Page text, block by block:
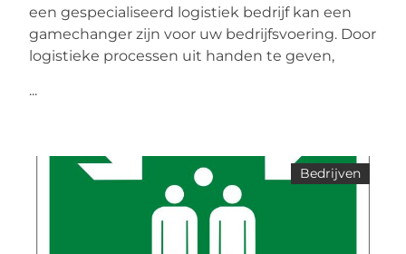
een gespecialiseerd logistiek bedrijf kan een
gamechanger zijn voor uw bedrijfsvoering. Door
logistieke processen uit handen te geven,
...
Bedrijven